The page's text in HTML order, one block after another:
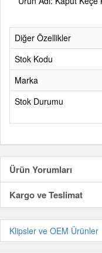
Diğer Özellikler
Stok Kodu
Marka
Stok Durumu
Ürün Yorumları
Kargo ve Teslimat
Klipsler ve OEM Ürünler